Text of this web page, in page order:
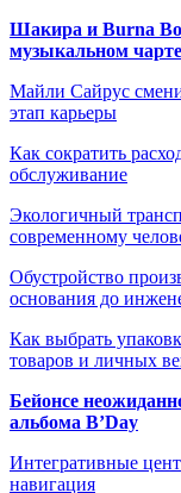
Шакира и Burna
музыкальном чарте
Майли Сайрус
этап карьеры
Как сократить
обслуживание
Экологичный
современному
Обустройство
основания до
Как выбрать
товаров и личных
Бейонсе
альбома B’Day
Интегративные
навигация